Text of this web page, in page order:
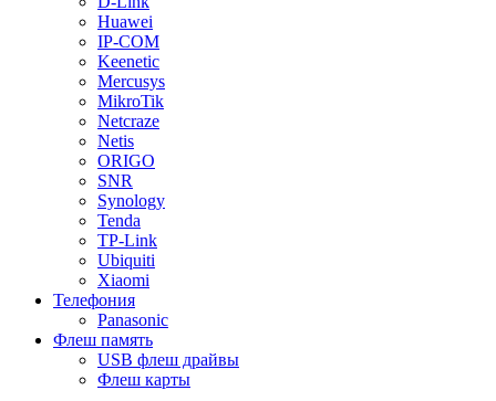
Huawei
IP-COM
Keenetic
Mercusys
MikroTik
Netcraze
Netis
ORIGO
SNR
Synology
Tenda
TP-Link
Ubiquiti
Xiaomi
Телефония
Panasonic
Флеш память
USB флеш драйвы
Флеш карты